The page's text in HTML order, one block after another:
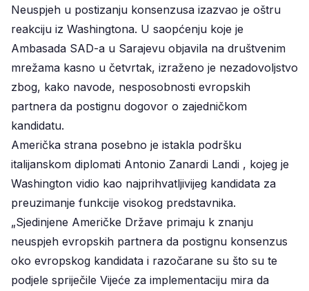
Neuspjeh u postizanju konsenzusa izazvao je oštru
reakciju iz Washingtona. U saopćenju koje je
Ambasada SAD-a u Sarajevu objavila na društvenim
mrežama kasno u četvrtak, izraženo je nezadovoljstvo
zbog, kako navode, nesposobnosti evropskih
partnera da postignu dogovor o zajedničkom
kandidatu.
Američka strana posebno je istakla podršku
italijanskom diplomati Antonio Zanardi Landi , kojeg je
Washington vidio kao najprihvatljivijeg kandidata za
preuzimanje funkcije visokog predstavnika.
„Sjedinjene Američke Države primaju k znanju
neuspjeh evropskih partnera da postignu konsenzus
oko evropskog kandidata i razočarane su što su te
podjele spriječile Vijeće za implementaciju mira da